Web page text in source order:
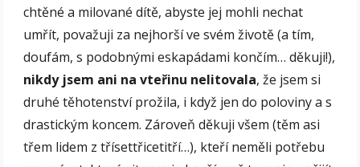
chtěné a milované dítě, abyste jej mohli nechat
umřít, považuji za nejhorší ve svém životě (a tím,
doufám, s podobnými eskapádami končím… děkuji!),
nikdy jsem ani na vteřinu nelitovala, že jsem si
druhé těhotenství prožila, i když jen do poloviny a s
drastickým koncem. Zároveň děkuji všem (těm asi
třem lidem z třísettřicetitří…), kteří neměli potřebu